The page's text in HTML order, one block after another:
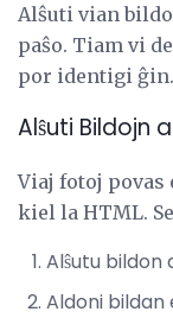
Alŝuti vian
paŝo. Tiam vi
por identigi ĝin.
Alŝuti Bildojn
Viaj fotoj povas
kiel la HTML.
Alŝutu bildon
Aldoni bildan